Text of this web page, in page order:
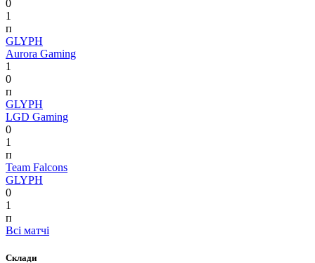
0
1
п
GLYPH
Aurora Gaming
1
0
п
GLYPH
LGD Gaming
0
1
п
Team Falcons
GLYPH
0
1
п
Всі матчі
Склади